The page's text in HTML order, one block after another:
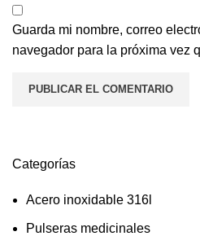
Guarda mi nombre, correo
navegador para la próxima vez
Categorías
Acero inoxidable 316l
Pulseras medicinales